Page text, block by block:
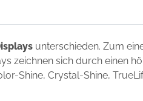
unterschieden. Zum
zeichnen sich durch einen
Shine, Crystal-Shine,